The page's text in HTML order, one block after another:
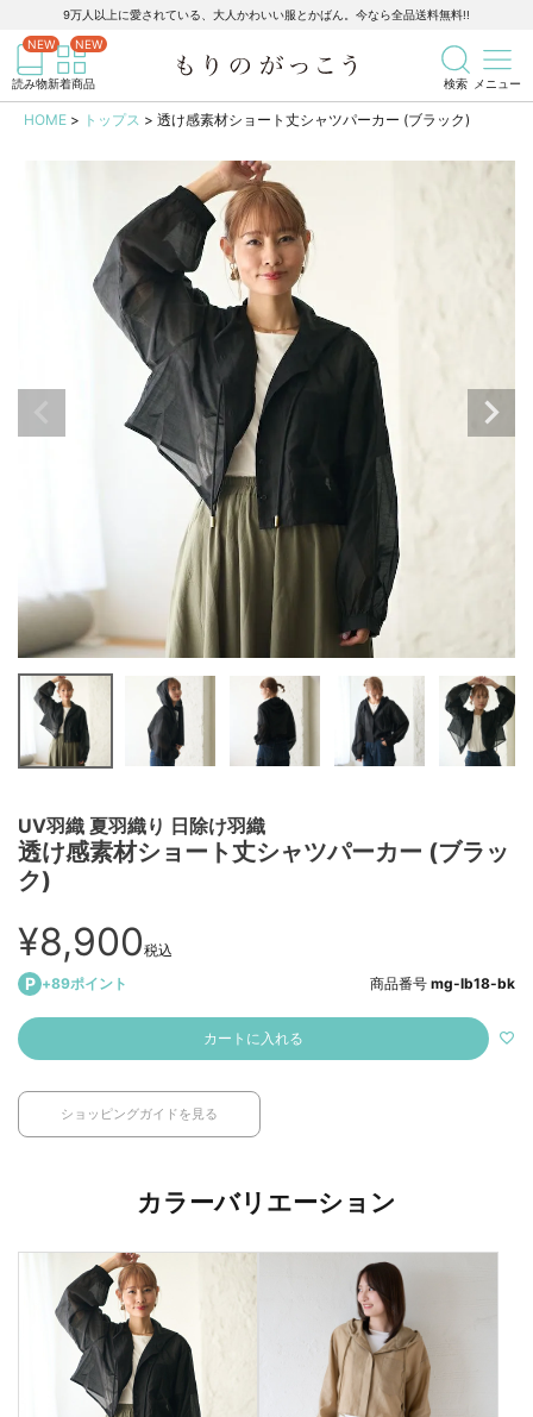
9万人以上に愛されている、大人かわいい服とかばん。今なら全品送料無料!!
読み物新着商品 検索 メニュー
商品を検索 記事を検索
HOME トップス 透け感素材ショート丈シャツパーカー (ブラック)
UV羽織 夏羽織り 日除け羽織
透け感素材ショート丈シャツパーカー (ブラッ
ク)
¥8,900税込
+89ポイント 商品番号 mg-lb18-bk
カートに入れる
ショッピングガイドを見る
カラーバリエーション